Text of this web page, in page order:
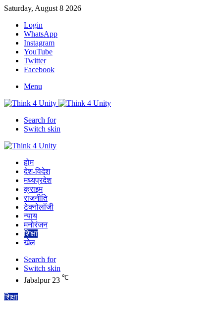
Saturday, August 8 2026
Login
WhatsApp
Instagram
YouTube
Twitter
Facebook
Menu
Search for
Switch skin
होम
देश-विदेश
मध्यप्रदेश
क्राइम
राजनीति
टेक्नोलॉजी
न्याय
मनोरंजन
शिक्षा
खेल
Search for
Switch skin
Jabalpur 23 ℃
शिक्षा